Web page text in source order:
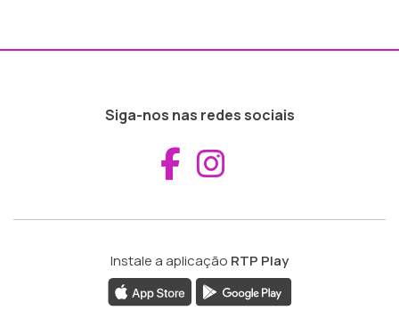
Siga-nos nas redes sociais
Aceder ao
Instale a aplicação RTP Play